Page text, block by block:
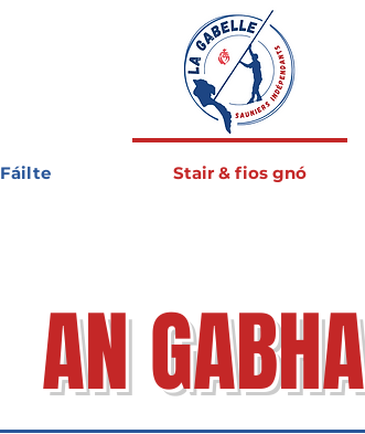
Fáilte Stair & fios gnó
AN